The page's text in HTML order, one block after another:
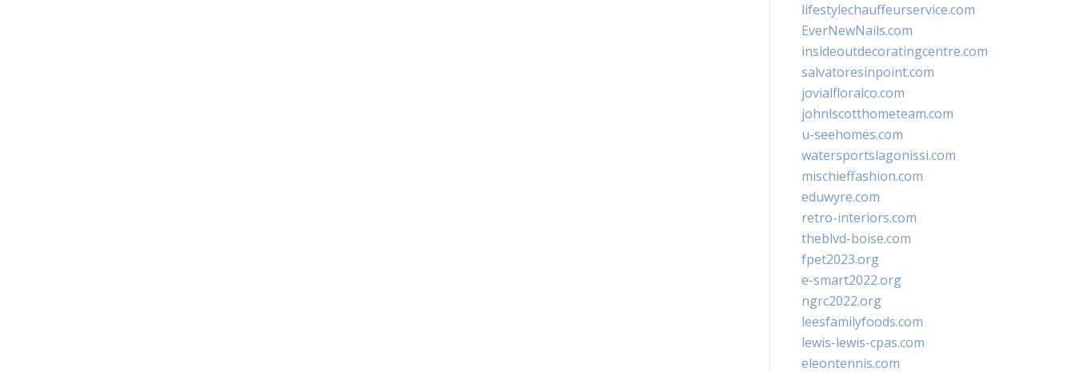
lifestylechauffeurservice.com
EverNewNails.com
insideoutdecoratingcentre.com
salvatoresinpoint.com
jovialfloralco.com
johnlscotthometeam.com
u-seehomes.com
watersportslagonissi.com
mischieffashion.com
eduwyre.com
retro-interiors.com
theblvd-boise.com
fpet2023.org
e-smart2022.org
ngrc2022.org
leesfamilyfoods.com
lewis-lewis-cpas.com
eleontennis.com